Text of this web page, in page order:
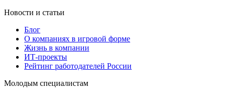
Новости и статьи
Блог
О компаниях в игровой форме
Жизнь в компании
ИТ-проекты
Рейтинг работодателей России
Молодым специалистам